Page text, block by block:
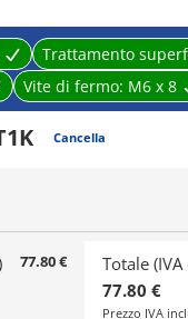
Trattamento
Vite di fermo: M6 x 8
Cancella
77.80 €
Totale (IVA
77.80 €
Prezzo IVA